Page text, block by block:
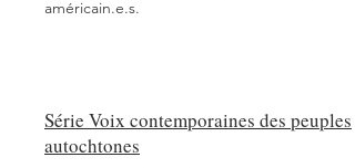
américain.e.s.
Série Voix contemporaines des peuples
autochtones